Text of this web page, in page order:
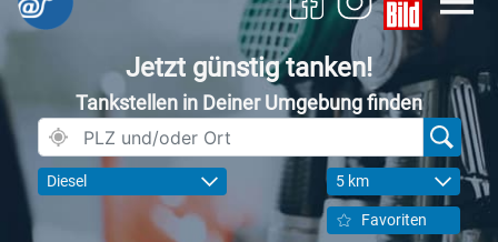
Jetzt günstig tanken!
Tankstellen in Deiner Umgebung finden
Diesel 5 km
Favoriten